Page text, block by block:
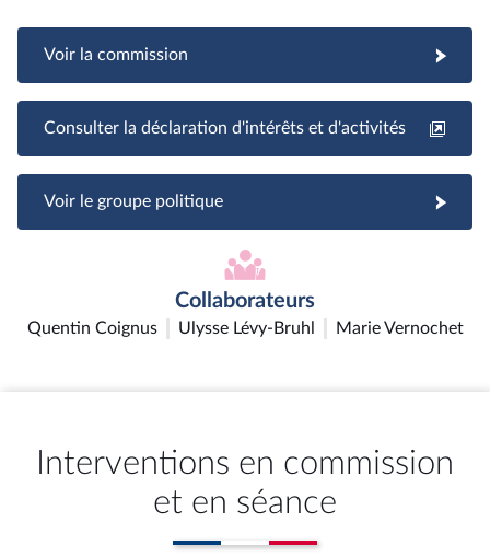
Voir la commission
Consulter la déclaration d'intérêts et d'activités
Voir le groupe politique
Collaborateurs
Quentin Coignus Ulysse Lévy-Bruhl Marie Vernochet
Interventions en commission
et en séance